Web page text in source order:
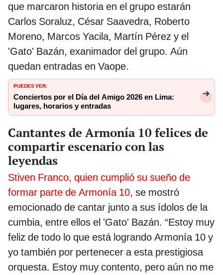
que marcaron historia en el grupo estarán
Carlos Soraluz, César Saavedra, Roberto
Moreno, Marcos Yacila, Martín Pérez y el
'Gato' Bazán, exanimador del grupo. Aún
quedan entradas en Vaope.
PUEDES VER:
Conciertos por el Día del Amigo 2026 en Lima:
lugares, horarios y entradas
Cantantes de Armonía 10 felices de
compartir escenario con las
leyendas
Stiven Franco, quien cumplió su sueño de
formar parte de Armonía 10, se mostró
emocionado de cantar junto a sus ídolos de la
cumbia, entre ellos el 'Gato' Bazán. “Estoy muy
feliz de todo lo que está logrando Armonía 10 y
yo también por pertenecer a esta prestigiosa
orquesta. Estoy muy contento, pero aún no me